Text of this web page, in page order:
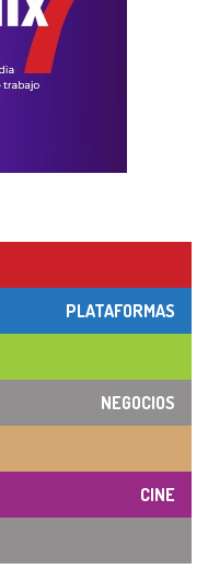
PLATAFORMAS
NEGOCIOS
CINE